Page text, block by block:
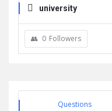
university
0 Followers
Sidebar
Stats Questions